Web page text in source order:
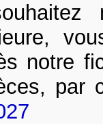
notre